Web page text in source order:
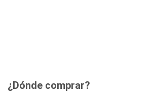
¿Dónde comprar?